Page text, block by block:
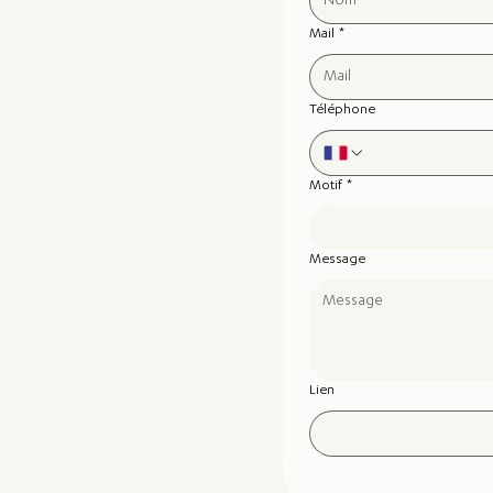
Mail *
Téléphone
Motif *
Message
Lien